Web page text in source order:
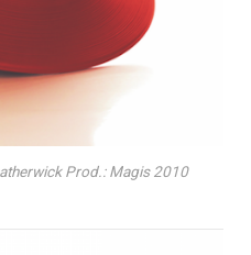
Prod.: Magis 2010